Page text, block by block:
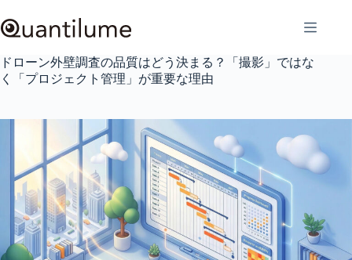
ン
テ
ン
ツ
へ
キ
ドローン外壁調査の品質はどう決まる？「撮影」ではな
く「プロジェクト管理」が重要な理由